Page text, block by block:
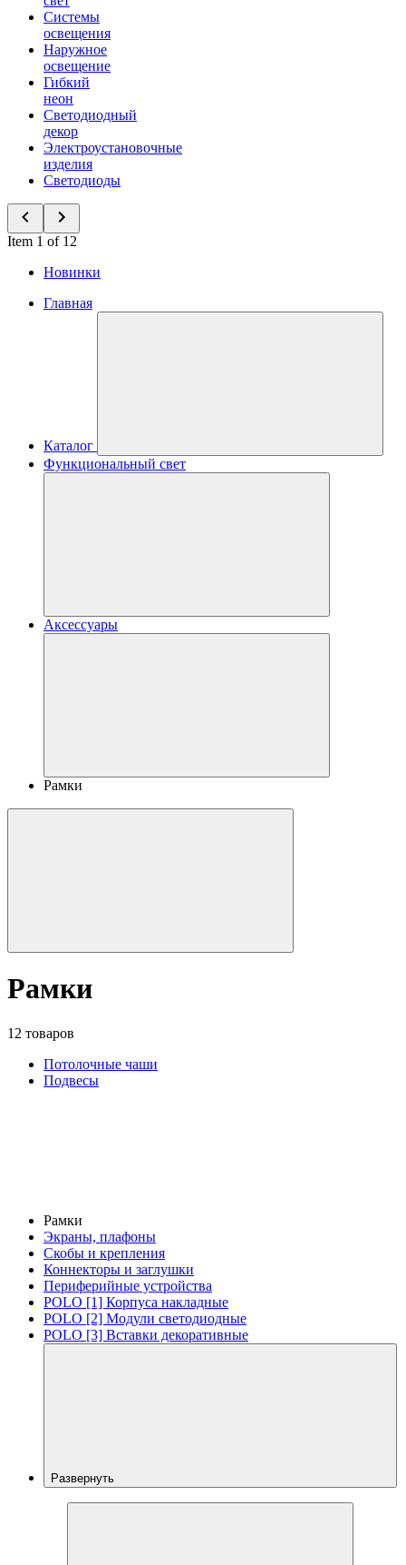
Системы
освещения
Наружное
освещение
Гибкий
неон
Светодиодный
декор
Электроустановочные
изделия
Светодиоды
Item 1 of 12
Новинки
Главная
Каталог
Функциональный свет
Аксессуары
Рамки
Рамки
12 товаров
Потолочные чаши
Подвесы
Рамки
Экраны, плафоны
Скобы и крепления
Коннекторы и заглушки
Периферийные устройства
POLO [1] Корпуса накладные
POLO [2] Модули светодиодные
POLO [3] Вставки декоративные
Развернуть